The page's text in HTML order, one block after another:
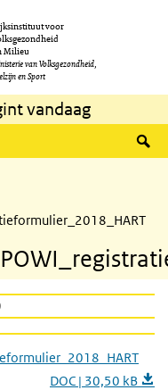
voor
Milieu
van Volksgezondheid,
en Sport
vandaag
DOC | 30,50 kB